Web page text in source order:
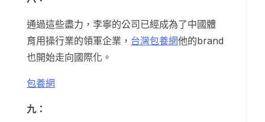
通過這些盡力，李寧的公司已經成為了中國體
育用操行業的領軍企業， 台灣包養網他的brand
也開始走向國際化。
包養網
九：